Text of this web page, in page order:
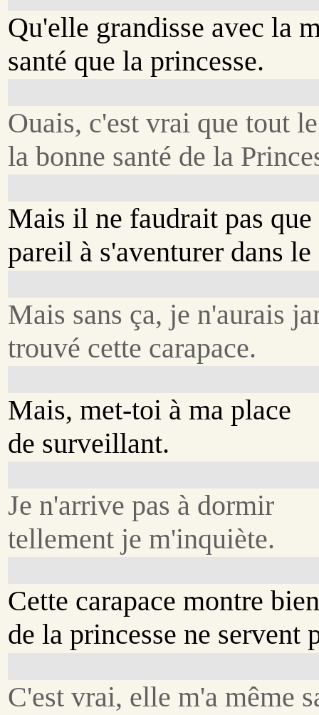
Qu'elle grandisse avec la
santé que la princesse.
Ouais, c'est vrai que tout
la bonne santé de la
Mais il ne faudrait pas que
pareil à s'aventurer dans
Mais sans ça, je n'aurais
trouvé cette carapace.
Mais, met-toi à ma place
de surveillant.
Je n'arrive pas à dormir
tellement je m'inquiète.
Cette carapace montre
de la princesse ne servent
C'est vrai, elle m'a même